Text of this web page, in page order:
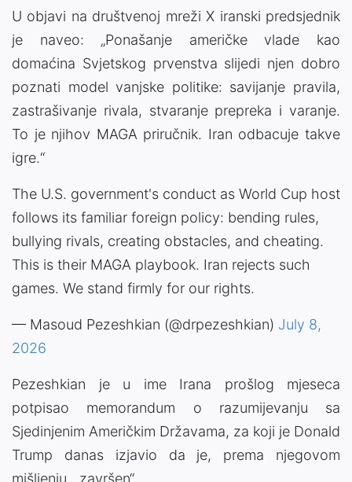
U objavi na društvenoj mreži X iranski predsjednik
je naveo: „Ponašanje američke vlade kao
domaćina Svjetskog prvenstva slijedi njen dobro
poznati model vanjske politike: savijanje pravila,
zastrašivanje rivala, stvaranje prepreka i varanje.
To je njihov MAGA priručnik. Iran odbacuje takve
igre.“
The U.S. government's conduct as World Cup host
follows its familiar foreign policy: bending rules,
bullying rivals, creating obstacles, and cheating.
This is their MAGA playbook. Iran rejects such
games. We stand firmly for our rights.
— Masoud Pezeshkian (@drpezeshkian) July 8,
2026
Pezeshkian je u ime Irana prošlog mjeseca
potpisao memorandum o razumijevanju sa
Sjedinjenim Američkim Državama, za koji je Donald
Trump danas izjavio da je, prema njegovom
mišljenju, „završen“.